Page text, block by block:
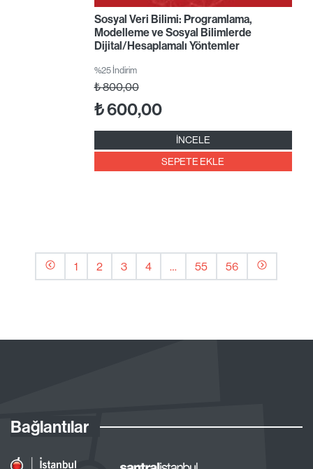
Sosyal Veri Bilimi: Programlama,
Modelleme ve Sosyal Bilimlerde
Dijital/Hesaplamalı Yöntemler
%25 İndirim
₺800,00
₺600,00
İNCELE
SEPETE EKLE
1 2 3 4 … 55 56
Bağlantılar